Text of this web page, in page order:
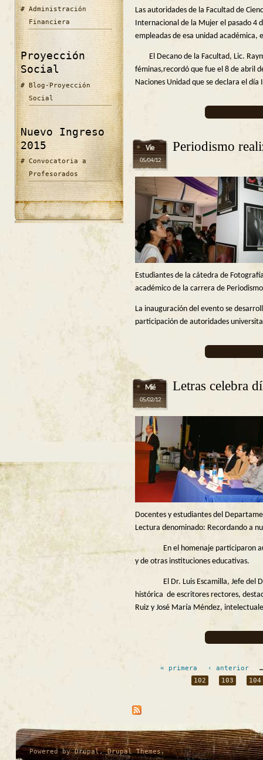
Administración
Financiera
Proyección
Social
Blog-Proyección
Social
Nuevo Ingreso
2015
Convocatoria a
Profesorados
Las autoridades de la Facultad de
Internacional de la Mujer el pasado 4
empleadas de esa unidad
El Decano de la Facultad, Lic.
féminas,recordó que fue el 8 de abril
Naciones Unidad que se declara el
Vie
05/04/12
Periodismo
Estudiantes de la cátedra de
académico de la carrera de
La inauguración del evento se
participación de autoridades
Mié
05/02/12
Letras celebra
Docentes y estudiantes del
Lectura denominado: Recordando a
En el homenaje participaron
y de otras instituciones educativas.
El Dr. Luis Escamilla, Jefe del
histórica de escritores rectores,
Ruiz y José María Méndez,
Páginas« primera ‹ anterior
102
103 104
Powered byDrupal,Drupal Themes.